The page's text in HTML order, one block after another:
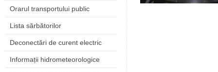
Orarul transportului public
Lista sărbătorilor
Deconectări de curent electric
Informații hidrometeorologice